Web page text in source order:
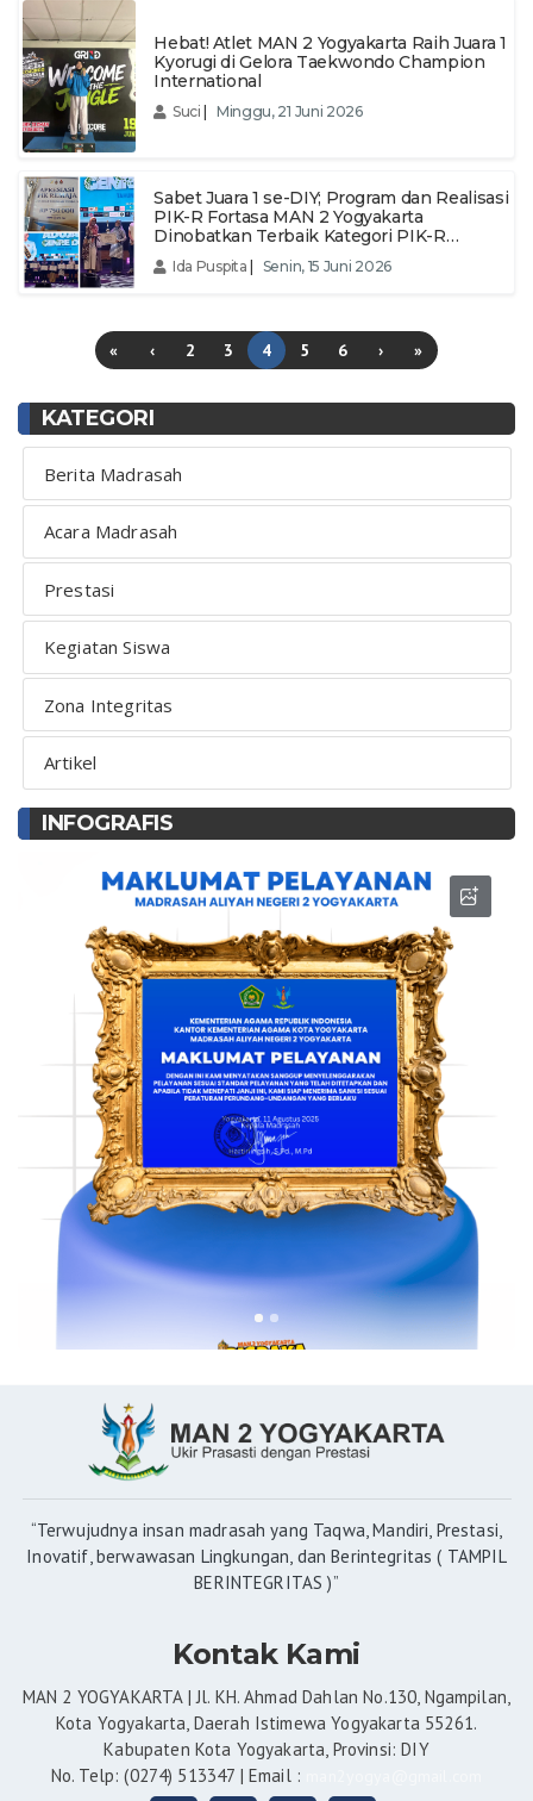
Hebat! Atlet MAN 2 Yogyakarta Raih Juara 1
Kyorugi di Gelora Taekwondo Champion
International
Suci Minggu, 21 Juni 2026
Sabet Juara 1 se-DIY; Program dan Realisasi
PIK-R Fortasa MAN 2 Yogyakarta
Dinobatkan Terbaik Kategori PIK-R
Sekolah di JAK GenRe 2026
Ida Puspita Senin, 15 Juni 2026
« ‹ 2 3 4 5 6 › »
KATEGORI
Berita Madrasah
Acara Madrasah
Prestasi
Kegiatan Siswa
Zona Integritas
Artikel
INFOGRAFIS
“Terwujudnya insan madrasah yang Taqwa, Mandiri, Prestasi,
Inovatif, berwawasan Lingkungan, dan Berintegritas ( TAMPIL
BERINTEGRITAS )”
Kontak Kami
MAN 2 YOGYAKARTA | Jl. KH. Ahmad Dahlan No.130, Ngampilan,
Kota Yogyakarta, Daerah Istimewa Yogyakarta 55261.
Kabupaten Kota Yogyakarta, Provinsi: DIY
No. Telp: (0274) 513347 | Email :